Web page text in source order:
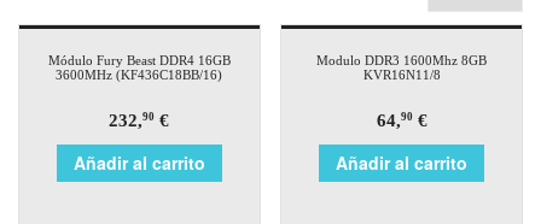
Módulo Fury Beast DDR4 16GB
3600MHz (KF436C18BB/16)
232,90 €
Añadir al carrito
Modulo DDR3 1600Mhz 8GB
KVR16N11/8
64,90€
Añadir al carrito